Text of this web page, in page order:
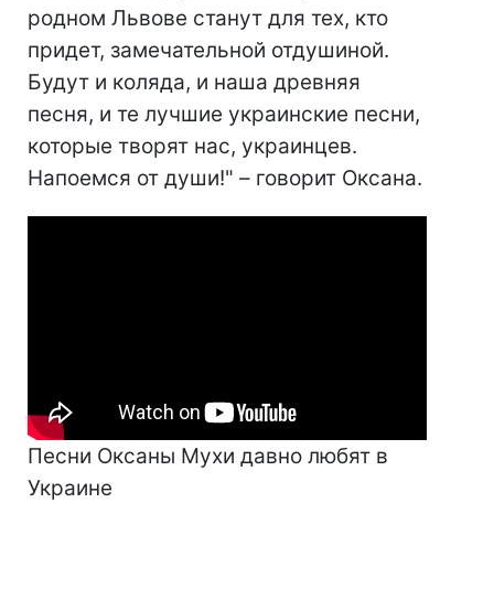
родном Львове станут для тех, кто
придет, замечательной отдушиной.
Будут и коляда, и наша древняя
песня, и те лучшие украинские песни,
которые творят нас, украинцев.
Напоемся от души!" – говорит Оксана.
Песни Оксаны Мухи давно любят в
Украине